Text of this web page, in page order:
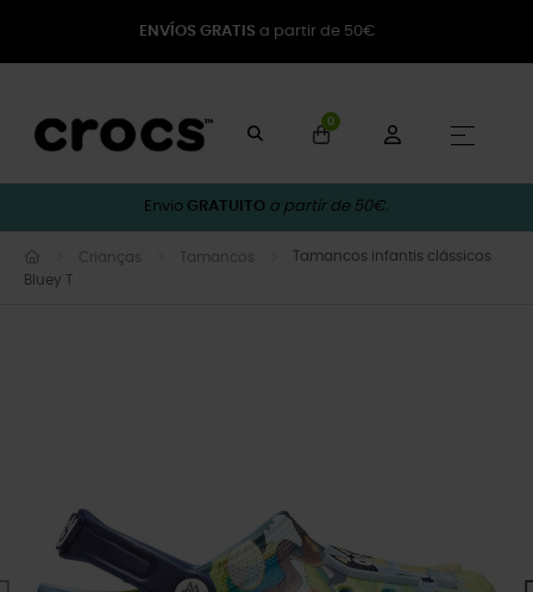
ENVÍOS GRATIS a partir de 50€
0
☰
Envio GRATUITO a partir de 50€.
Crianças Tamancos
Tamancos infantis clássicos
Bluey T